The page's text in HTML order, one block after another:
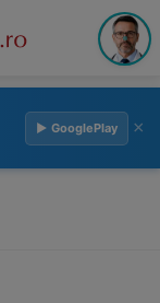
▶ GooglePlay ×